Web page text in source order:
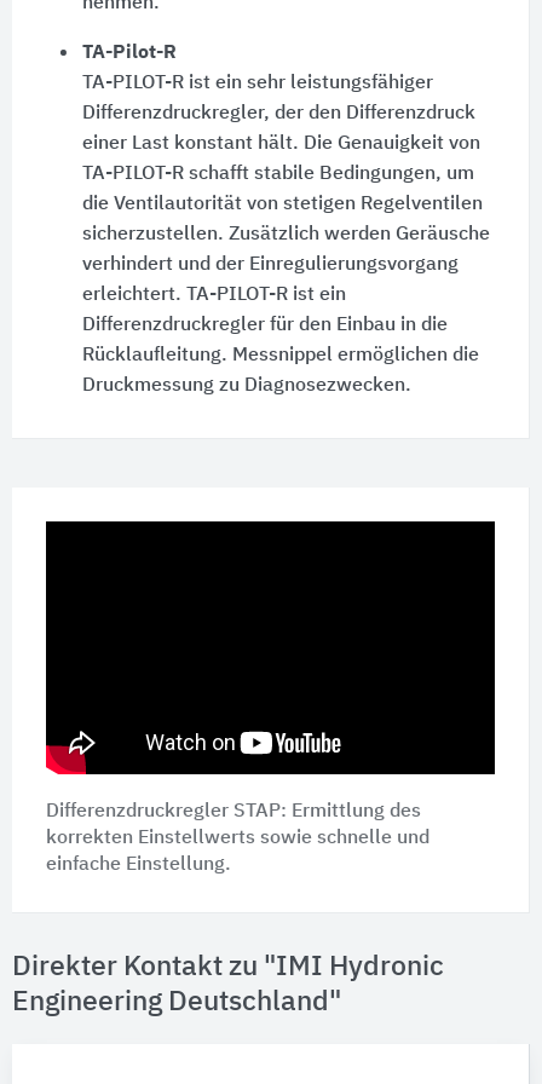
nehmen.
TA-Pilot-R
TA-PILOT-R ist ein sehr leistungsfähiger
Differenzdruckregler, der den Differenzdruck
einer Last konstant hält. Die Genauigkeit von
TA-PILOT-R schafft stabile Bedingungen, um
die Ventilautorität von stetigen Regelventilen
sicherzustellen. Zusätzlich werden Geräusche
verhindert und der Einregulierungsvorgang
erleichtert. TA-PILOT-R ist ein
Differenzdruckregler für den Einbau in die
Rücklaufleitung. Messnippel ermöglichen die
Druckmessung zu Diagnosezwecken.
Differenzdruckregler STAP: Ermittlung des
korrekten Einstellwerts sowie schnelle und
einfache Einstellung.
Direkter Kontakt zu "IMI Hydronic
Engineering Deutschland"